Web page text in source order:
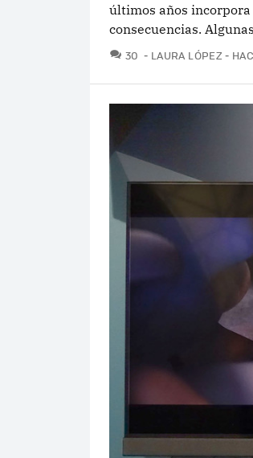
últimos años
consecuencias.
30 COMENTARIOS
LAURA LÓPEZ